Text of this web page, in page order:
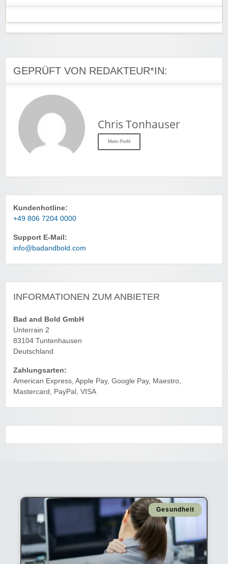
GEPRÜFT VON REDAKTEUR*IN:
Chris Tonhauser
Mein Profil
Kundenhotline:
+49 806 7204 0000
Support E-Mail:
info@badandbold.com
INFORMATIONEN ZUM ANBIETER
Bad and Bold GmbH
Unterrain 2
83104 Tuntenhausen
Deutschland
Zahlungsarten:
American Express, Apple Pay, Google Pay, Maestro,
Mastercard, PayPal, VISA
Gesundheit